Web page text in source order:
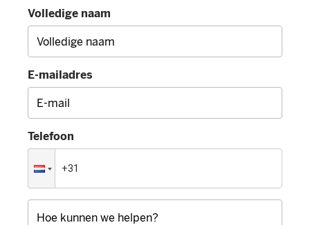
Volledige naam
E-mailadres
Telefoon